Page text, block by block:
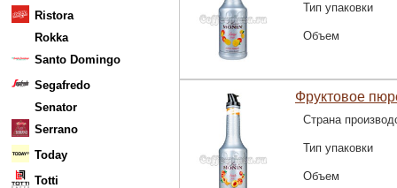
Ristora
Rokka
Santo Domingo
Segafredo
Senator
Serrano
Today
Totti
Тип упаковки
Объем
Фруктовое
Страна
Тип упаковки
Объем